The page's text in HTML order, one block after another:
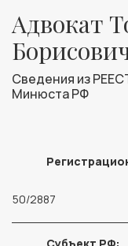
Адвокат
Сведения из
Минюста РФ
50/2887